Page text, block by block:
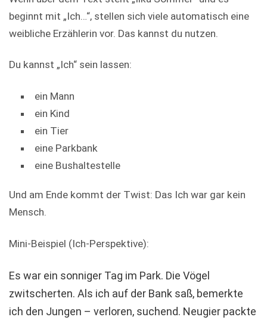
beginnt mit „Ich…“, stellen sich viele automatisch eine
weibliche Erzählerin vor. Das kannst du nutzen.
Du kannst „Ich“ sein lassen:
ein Mann
ein Kind
ein Tier
eine Parkbank
eine Bushaltestelle
Und am Ende kommt der Twist: Das Ich war gar kein
Mensch.
Mini-Beispiel (Ich-Perspektive):
Es war ein sonniger Tag im Park. Die Vögel
zwitscherten. Als ich auf der Bank saß, bemerkte
ich den Jungen – verloren, suchend. Neugier packte